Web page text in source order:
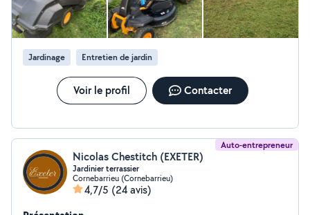
Jardinage Entretien de jardin
Voir le profil Contacter
Auto-entrepreneur
Nicolas Chestitch (EXETER)
Jardinier terrassier
Cornebarrieu (Cornebarrieu)
4,7/5 (24 avis)